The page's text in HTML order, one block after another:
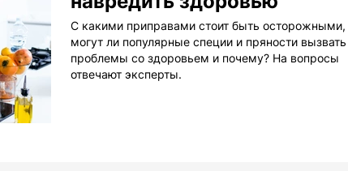
С какими приправами стоит быть осторожными,
могут ли популярные специи и пряности вызвать
проблемы со здоровьем и почему? На вопросы
отвечают эксперты.